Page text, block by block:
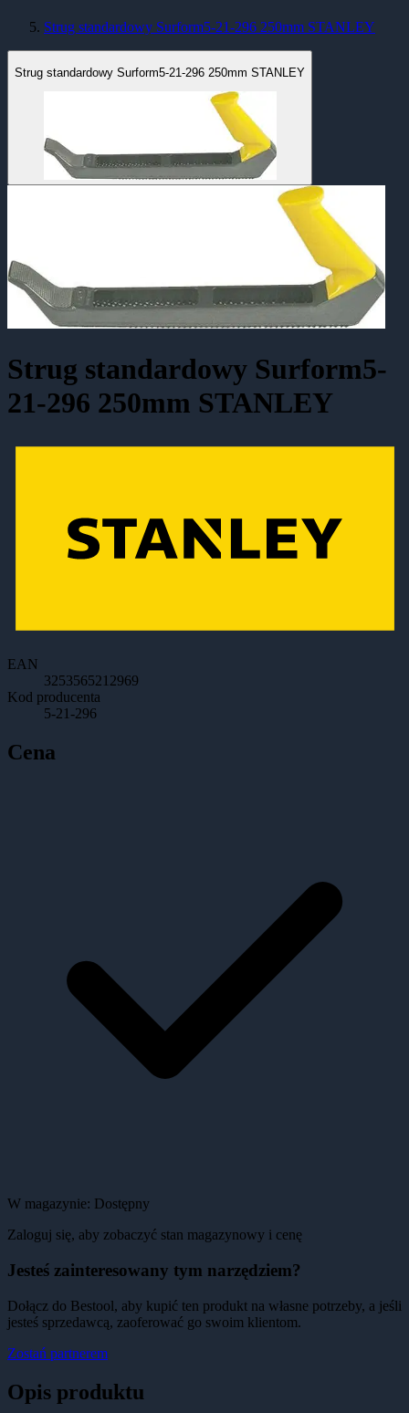
Strug standardowy Surform5-21-296 250mm STANLEY
Strug standardowy Surform5-21-296 250mm STANLEY
Strug standardowy Surform5-
21-296 250mm STANLEY
EAN
3253565212969
Kod producenta
5-21-296
Cena
W magazynie: Dostępny
Zaloguj się, aby zobaczyć stan magazynowy i cenę
Jesteś zainteresowany tym narzędziem?
Dołącz do Bestool, aby kupić ten produkt na własne potrzeby, a jeśli
jesteś sprzedawcą, zaoferować go swoim klientom.
Zostań partnerem
Opis produktu